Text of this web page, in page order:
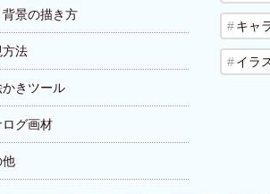
背景の描き方
方法
かきツール
ログ画材
他
キャ
イラ